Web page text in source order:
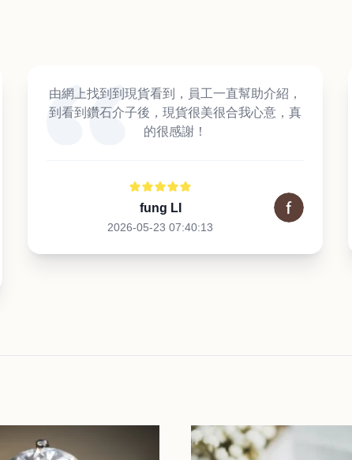
由網上找到到現貨看到，員工一直幫助介紹，
到看到鑽石介子後，現貨很美很合我心意，真
的很感謝！
fung LI
2026-05-23 07:40:13